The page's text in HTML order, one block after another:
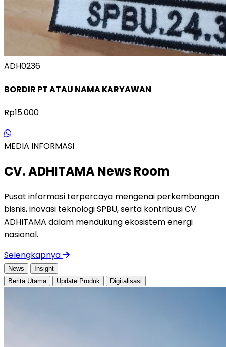
ADH0236
BORDIR PT ATAU NAMA KARYAWAN
Rp15.000
MEDIA INFORMASI
CV. ADHITAMA News Room
Pusat informasi terpercaya mengenai perkembangan
bisnis, inovasi teknologi SPBU, serta kontribusi CV.
ADHITAMA dalam mendukung ekosistem energi
nasional.
Selengkapnya
News
Insight
Berita Utama
Update Produk Digitalisasi